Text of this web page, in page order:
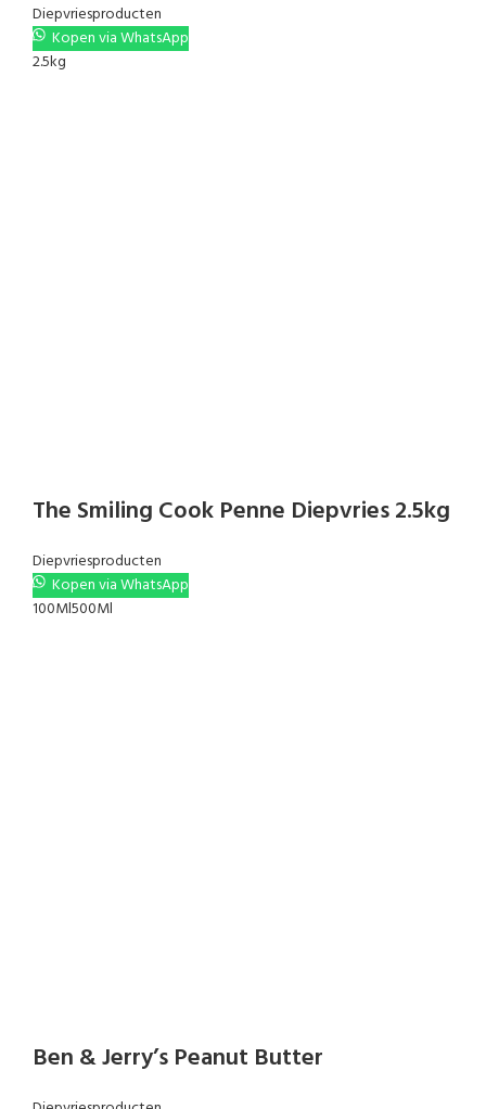
Diepvriesproducten
Kopen via WhatsApp
2.5kg
The Smiling Cook Penne Diepvries 2.5kg
Diepvriesproducten
Kopen via WhatsApp
100Ml500Ml
Ben & Jerry’s Peanut Butter